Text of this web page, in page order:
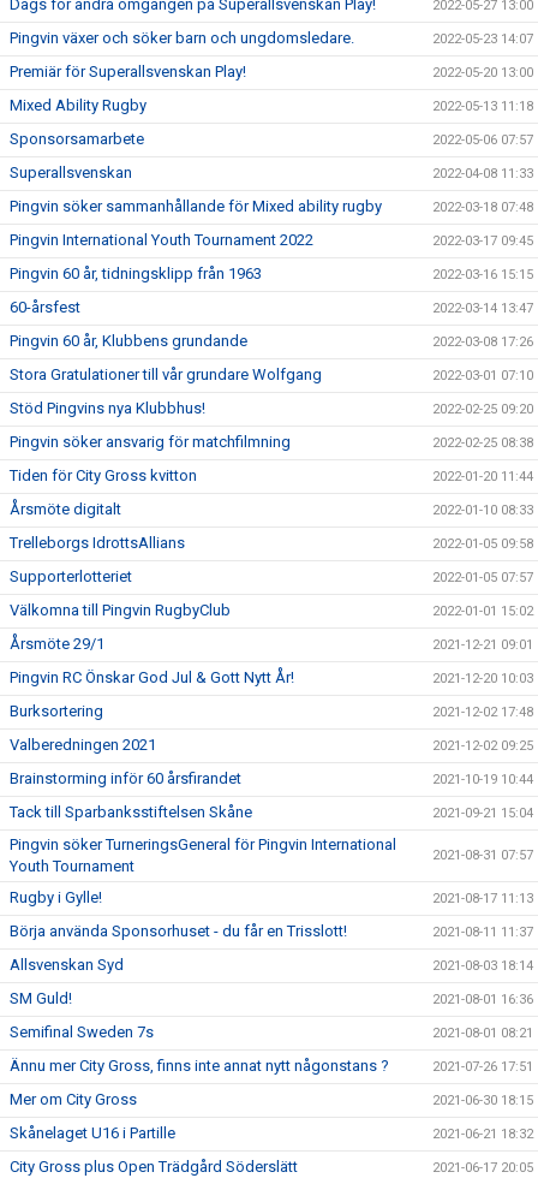
Dags för andra omgången på Superallsvenskan Play! 2022-05-27 13:00
Pingvin växer och söker barn och ungdomsledare. 2022-05-23 14:07
Premiär för Superallsvenskan Play! 2022-05-20 13:00
Mixed Ability Rugby 2022-05-13 11:18
Sponsorsamarbete 2022-05-06 07:57
Superallsvenskan 2022-04-08 11:33
Pingvin söker sammanhållande för Mixed ability rugby 2022-03-18 07:48
Pingvin International Youth Tournament 2022 2022-03-17 09:45
Pingvin 60 år, tidningsklipp från 1963 2022-03-16 15:15
60-årsfest 2022-03-14 13:47
Pingvin 60 år, Klubbens grundande 2022-03-08 17:26
Stora Gratulationer till vår grundare Wolfgang 2022-03-01 07:10
Stöd Pingvins nya Klubbhus! 2022-02-25 09:20
Pingvin söker ansvarig för matchfilmning 2022-02-25 08:38
Tiden för City Gross kvitton 2022-01-20 11:44
Årsmöte digitalt 2022-01-10 08:33
Trelleborgs IdrottsAllians 2022-01-05 09:58
Supporterlotteriet 2022-01-05 07:57
Välkomna till Pingvin RugbyClub 2022-01-01 15:02
Årsmöte 29/1 2021-12-21 09:01
Pingvin RC Önskar God Jul & Gott Nytt År! 2021-12-20 10:03
Burksortering 2021-12-02 17:48
Valberedningen 2021 2021-12-02 09:25
Brainstorming inför 60 årsfirandet 2021-10-19 10:44
Tack till Sparbanksstiftelsen Skåne 2021-09-21 15:04
Pingvin söker TurneringsGeneral för Pingvin International
Youth Tournament
2021-08-31 07:57
Rugby i Gylle! 2021-08-17 11:13
Börja använda Sponsorhuset - du får en Trisslott! 2021-08-11 11:37
Allsvenskan Syd 2021-08-03 18:14
SM Guld! 2021-08-01 16:36
Semifinal Sweden 7s 2021-08-01 08:21
Ännu mer City Gross, finns inte annat nytt någonstans ? 2021-07-26 17:51
Mer om City Gross 2021-06-30 18:15
Skånelaget U16 i Partille 2021-06-21 18:32
City Gross plus Open Trädgård Söderslätt 2021-06-17 20:05